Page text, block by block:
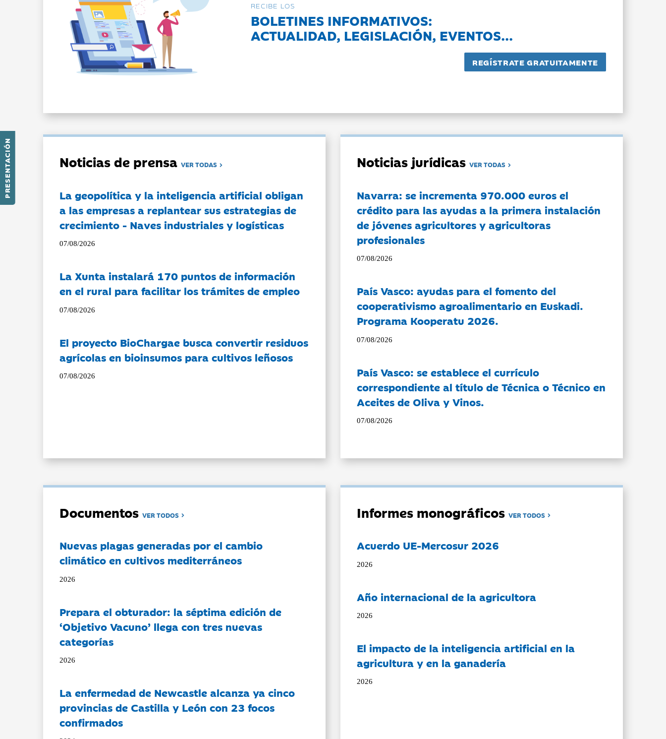
PRESENTACIÓN
RECIBE LOS
BOLETINES INFORMATIVOS:
ACTUALIDAD, LEGISLACIÓN, EVENTOS...
Noticias de prensaVER TODAS
La geopolítica y la inteligencia artificial obligan
a las empresas a replantear sus estrategias de
crecimiento - Naves industriales y logísticas
07/08/2026
La Xunta instalará 170 puntos de información
en el rural para facilitar los trámites de empleo
07/08/2026
El proyecto BioChargae busca convertir residuos
agrícolas en bioinsumos para cultivos leñosos
07/08/2026
Noticias jurídicasVER TODAS
Navarra: se incrementa 970.000 euros el
crédito para las ayudas a la primera instalación
de jóvenes agricultores y agricultoras
profesionales
07/08/2026
País Vasco: ayudas para el fomento del
cooperativismo agroalimentario en Euskadi.
Programa Kooperatu 2026.
07/08/2026
País Vasco: se establece el currículo
correspondiente al título de Técnica o Técnico en
Aceites de Oliva y Vinos.
07/08/2026
DocumentosVER TODOS
Nuevas plagas generadas por el cambio
climático en cultivos mediterráneos
2026
Prepara el obturador: la séptima edición de
‘Objetivo Vacuno’ llega con tres nuevas
categorías
2026
La enfermedad de Newcastle alcanza ya cinco
provincias de Castilla y León con 23 focos
confirmados
Informes monográficosVER TODOS
Acuerdo UE-Mercosur 2026
2026
Año internacional de la agricultora
2026
El impacto de la inteligencia artificial en la
agricultura y en la ganadería
2026